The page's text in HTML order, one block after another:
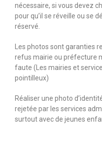
nécessaire, si vous devez
pour qu’il se réveille ou se
réservé.
Les photos sont garanties
refus mairie ou préfecture
faute (Les mairies et
pointilleux)
Réaliser une photo
rejetée par les services
surtout avec de jeunes